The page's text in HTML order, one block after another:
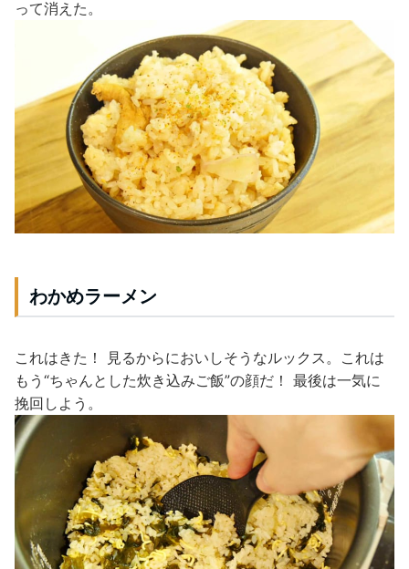
って消えた。
わかめラーメン
これはきた！ 見るからにおいしそうなルックス。これは
もう“ちゃんとした炊き込みご飯”の顔だ！ 最後は一気に
挽回しよう。